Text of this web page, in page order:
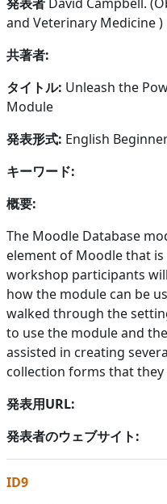
and Veterinary Medicine )
共著者:
タイトル: Unleash the
Module
発表形式: English
キーワード:
概要:
The Moodle Database
element of Moodle that
workshop participants
how the module can be
walked through the
to use the module and
assisted in creating
collection forms that
発表用URL:
発表者のウェブサイト:
ID9